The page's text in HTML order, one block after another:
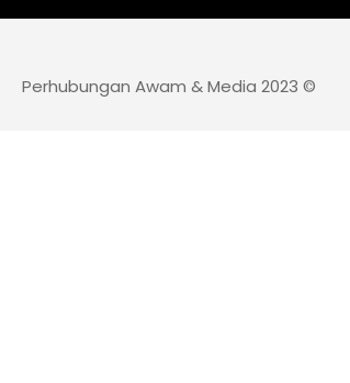
Perhubungan Awam & Media 2023 ©